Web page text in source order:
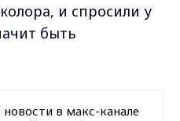
и спросили у
быть
в макс-канале